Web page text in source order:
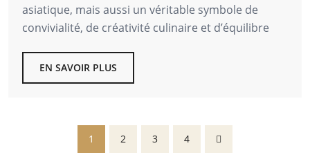
asiatique, mais aussi un véritable symbole de
convivialité, de créativité culinaire et d’équilibre
EN SAVOIR PLUS
1 2 3 4